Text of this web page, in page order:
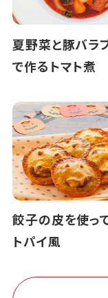
夏野菜と豚バラ
で作るトマト煮
餃子の皮を使っ
トパイ風